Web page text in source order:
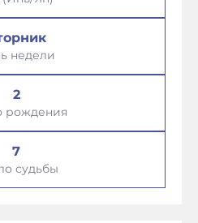
недели
2
рождения
7
судьбы